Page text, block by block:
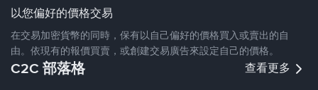
以您偏好的價格交易
在交易加密貨幣的同時，保有以自己偏好的價格買入或賣出的自
由。依現有的報價買賣，或創建交易廣告來設定自己的價格。
C2C 部落格 查看更多